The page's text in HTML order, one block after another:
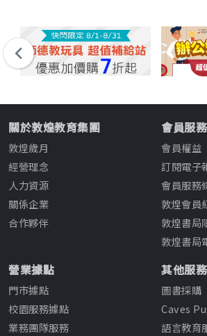
關於敦煌教育集團
敦煌歲月
經營理念
人力資源
關係企業
合作夥伴
會員服務
會員權益
訂閱電子
會員服務
敦煌會員
敦煌書局
敦煌書局
營業據點
門市據點
校園服務據點
業務團隊服務
其他服務
圖書採購
Caves
語言教育